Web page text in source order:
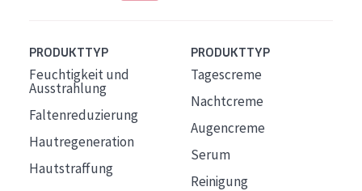
PRODUKTTYP
Feuchtigkeit und
Ausstrahlung
Faltenreduzierung
Hautregeneration
Hautstraffung
PRODUKTTYP
Tagescreme
Nachtcreme
Augencreme
Serum
Reinigung